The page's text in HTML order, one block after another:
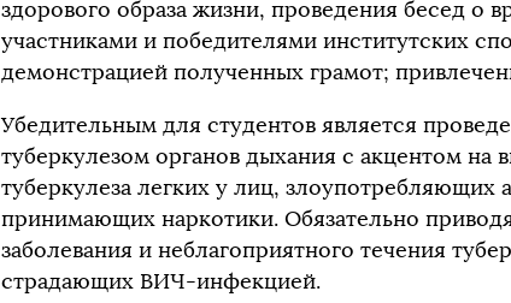
здорового образа жизни, проведения бесед о
участниками и победителями институтских
демонстрацией полученных грамот;
Убедительным для студентов является
туберкулезом органов дыхания с акцентом на
туберкулеза легких у лиц, злоупотребляющих
принимающих наркотики. Обязательно
заболевания и неблагоприятного течения
страдающих ВИЧ-инфекцией.